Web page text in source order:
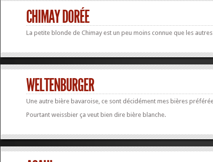
CHIMAY DORÉE
La petite blonde de Chimay est un peu moins connue que les
WELTENBURGER
Une autre bière bavaroise, ce sont décidément mes bières
Pourtant weissbier ça veut bien dire bière blanche.